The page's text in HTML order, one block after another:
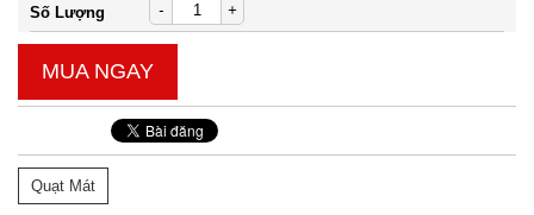
Số Lượng - +
MUA NGAY
Quạt Mát